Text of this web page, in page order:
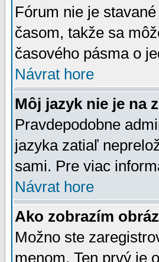
Fórum nie je
časom, takže sa
časového pásma o
Návrat hore
Môj jazyk nie je na
Pravdepodobne
jazyka zatiaľ
sami. Pre viac
Návrat hore
Ako zobrazím
Možno ste
menom. Ten prvý je